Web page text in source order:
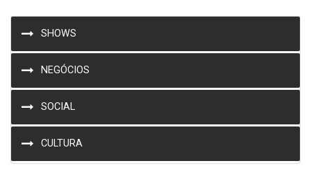
SHOWS
NEGÓCIOS
SOCIAL
CULTURA